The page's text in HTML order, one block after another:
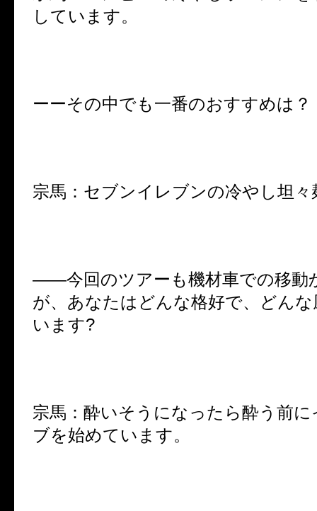
しています。
ーーその中でも一番のおすすめは？
宗馬：セブンイレブンの冷やし坦々
――今回のツアーも機材車での移動
が、あなたはどんな格好で、どん
います?
宗馬：酔いそうになったら酔う前
ブを始めています。